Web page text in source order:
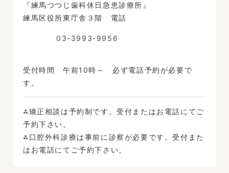
『練馬つつじ歯科休日急患診療所』
練馬区役所東庁舎３階 電話
03-3993-9956
受付時間 午前10時～ 必ず電話予約が必要で
す。
⁂矯正相談は予約制です。受付またはお電話にてご
予約下さい。
⁂口腔外科診療は事前に診察が必要です。受付また
はお電話にてご予約下さい。